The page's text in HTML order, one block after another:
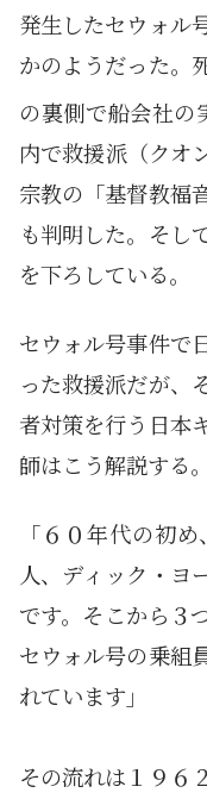
発生したセウォル
かのようだった。
の裏側で船会社の
内で救援派（クオ
宗教の「基督教福
も判明した。そし
を下ろしている。
セウォル号事件で
った救援派だが、
者対策を行う日本
師はこう解説する。
「６０年代の初
人、ディック・ヨ
です。そこから３
セウォル号の乗組
れています」
その流れは１９６２